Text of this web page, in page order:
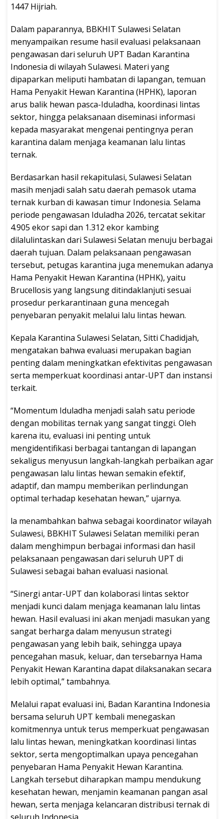
1447 Hijriah.
Dalam paparannya, BBKHIT Sulawesi Selatan
menyampaikan resume hasil evaluasi pelaksanaan
pengawasan dari seluruh UPT Badan Karantina
Indonesia di wilayah Sulawesi. Materi yang
dipaparkan meliputi hambatan di lapangan, temuan
Hama Penyakit Hewan Karantina (HPHK), laporan
arus balik hewan pasca-Iduladha, koordinasi lintas
sektor, hingga pelaksanaan diseminasi informasi
kepada masyarakat mengenai pentingnya peran
karantina dalam menjaga keamanan lalu lintas
ternak.
Berdasarkan hasil rekapitulasi, Sulawesi Selatan
masih menjadi salah satu daerah pemasok utama
ternak kurban di kawasan timur Indonesia. Selama
periode pengawasan Iduladha 2026, tercatat sekitar
4.905 ekor sapi dan 1.312 ekor kambing
dilalulintaskan dari Sulawesi Selatan menuju berbagai
daerah tujuan. Dalam pelaksanaan pengawasan
tersebut, petugas karantina juga menemukan adanya
Hama Penyakit Hewan Karantina (HPHK), yaitu
Brucellosis yang langsung ditindaklanjuti sesuai
prosedur perkarantinaan guna mencegah
penyebaran penyakit melalui lalu lintas hewan.
Kepala Karantina Sulawesi Selatan, Sitti Chadidjah,
mengatakan bahwa evaluasi merupakan bagian
penting dalam meningkatkan efektivitas pengawasan
serta memperkuat koordinasi antar-UPT dan instansi
terkait.
“Momentum Iduladha menjadi salah satu periode
dengan mobilitas ternak yang sangat tinggi. Oleh
karena itu, evaluasi ini penting untuk
mengidentifikasi berbagai tantangan di lapangan
sekaligus menyusun langkah-langkah perbaikan agar
pengawasan lalu lintas hewan semakin efektif,
adaptif, dan mampu memberikan perlindungan
optimal terhadap kesehatan hewan,” ujarnya.
la menambahkan bahwa sebagai koordinator wilayah
Sulawesi, BBKHIT Sulawesi Selatan memiliki peran
dalam menghimpun berbagai informasi dan hasil
pelaksanaan pengawasan dari seluruh UPT di
Sulawesi sebagai bahan evaluasi nasional.
“Sinergi antar-UPT dan kolaborasi lintas sektor
menjadi kunci dalam menjaga keamanan lalu lintas
hewan. Hasil evaluasi ini akan menjadi masukan yang
sangat berharga dalam menyusun strategi
pengawasan yang lebih baik, sehingga upaya
pencegahan masuk, keluar, dan tersebarnya Hama
Penyakit Hewan Karantina dapat dilaksanakan secara
lebih optimal,” tambahnya.
Melalui rapat evaluasi ini, Badan Karantina Indonesia
bersama seluruh UPT kembali menegaskan
komitmennya untuk terus memperkuat pengawasan
lalu lintas hewan, meningkatkan koordinasi lintas
sektor, serta mengoptimalkan upaya pencegahan
penyebaran Hama Penyakit Hewan Karantina.
Langkah tersebut diharapkan mampu mendukung
kesehatan hewan, menjamin keamanan pangan asal
hewan, serta menjaga kelancaran distribusi ternak di